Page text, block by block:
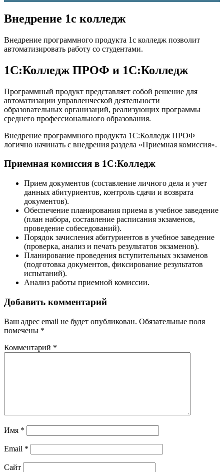
Внедрение 1с колледж
Внедрение программного продукта 1с колледж позволит
автоматизировать работу со студентами.
1С:Колледж ПРОФ и 1С:Колледж
Программный продукт представляет собой решение для
автоматизации управленческой деятельности
образовательных организаций, реализующих программы
среднего профессионального образования.
Внедрение программного продукта 1С:Колледж ПРОФ
логично начинать с внедрения раздела «Приемная комиссия».
Приемная комиссия в 1С:Колледж
Прием документов (составление личного дела и учет
данных абитуриентов, контроль сдачи и возврата
документов).
Обеспечение планирования приема в учебное заведение
(план набора, составление расписания экзаменов,
проведение собеседований).
Порядок зачисления абитуриентов в учебное заведение
(проверка, анализ и печать результатов экзаменов).
Планирование проведения вступительных экзаменов
(подготовка документов, фиксирование результатов
испытаний).
Анализ работы приемной комиссии.
Добавить комментарий
Ваш адрес email не будет опубликован. Обязательные поля
помечены *
Комментарий *
Имя *
Email *
Сайт